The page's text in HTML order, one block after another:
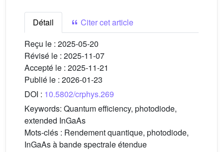
Détail
Citer cet article
Reçu le : 2025-05-20
Révisé le : 2025-11-07
Accepté le : 2025-11-21
Publié le : 2026-01-23
DOI : 10.5802/crphys.269
Keywords: Quantum efficiency, photodiode,
extended InGaAs
Mots-clés : Rendement quantique, photodiode,
InGaAs à bande spectrale étendue